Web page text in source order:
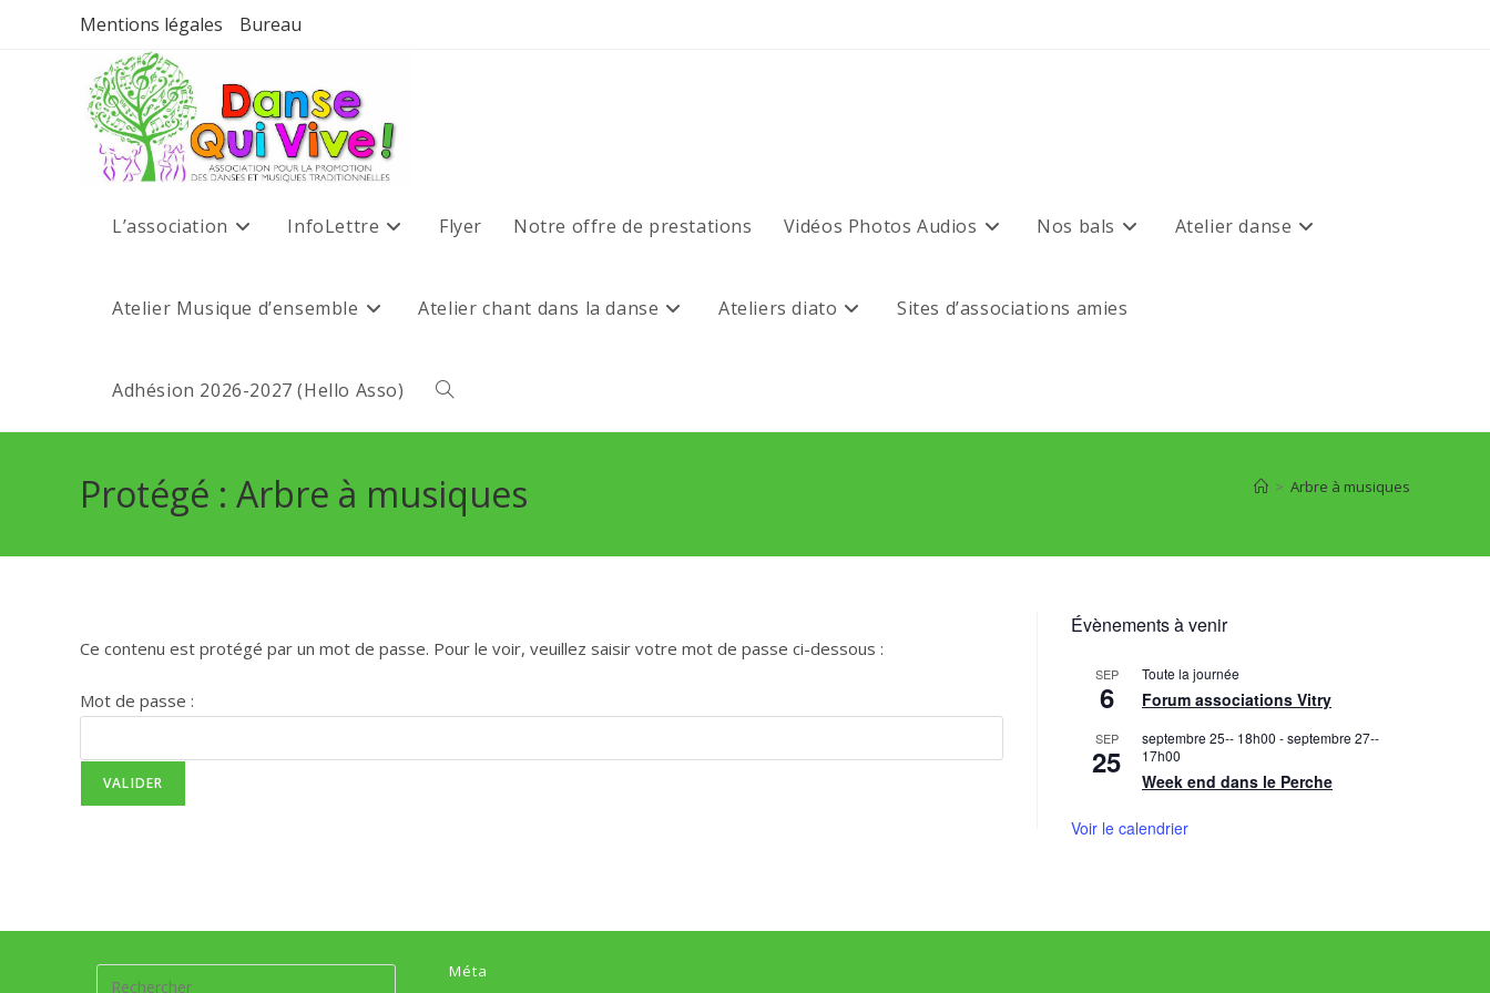
Mentions légales Bureau
L’association InfoLettre Flyer Notre offre de prestations Vidéos Photos Audios Nos bals Atelier danse
Atelier Musique d’ensemble Atelier chant dans la danse Ateliers diato Sites d’associations amies
Adhésion 2026-2027 (Hello Asso)
Protégé : Arbre à musiques > Arbre à musiques
Ce contenu est protégé par un mot de passe. Pour le voir, veuillez saisir votre mot de passe ci-dessous :
Mot de passe :
Évènements à venir
SEP
6
Toute la journée
Forum associations Vitry
SEP
25
septembre 25-- 18h00 -septembre 27--
17h00
Week end dans le Perche
Voir le calendrier
Méta